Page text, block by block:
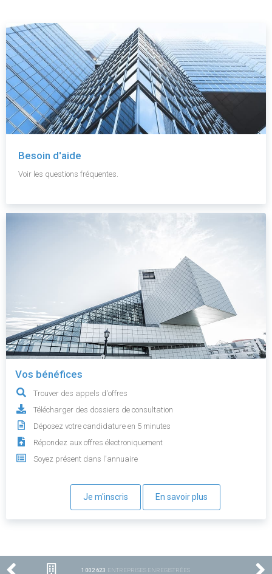
Besoin d'aide
Voir les questions fréquentes.
Vos bénéfices
Trouver des appels d'offres
Télécharger des dossiers de consultation
Déposez votre candidature en 5 minutes
Répondez aux offres électroniquement
Soyez présent dans l'annuaire
Je m'inscris En savoir plus
1 002 623 ENTREPRISES ENREGISTRÉES